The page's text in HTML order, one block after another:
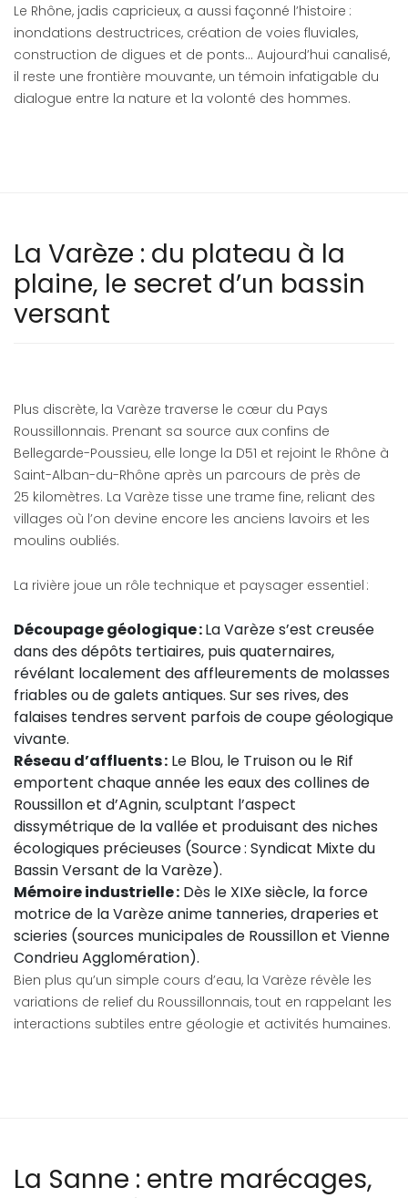
Le Rhône, jadis capricieux, a aussi façonné l’histoire :
inondations destructrices, création de voies fluviales,
construction de digues et de ponts… Aujourd’hui canalisé,
il reste une frontière mouvante, un témoin infatigable du
dialogue entre la nature et la volonté des hommes.
La Varèze : du plateau à la
plaine, le secret d’un bassin
versant
Plus discrète, la Varèze traverse le cœur du Pays
Roussillonnais. Prenant sa source aux confins de
Bellegarde-Poussieu, elle longe la D51 et rejoint le Rhône à
Saint-Alban-du-Rhône après un parcours de près de
25 kilomètres. La Varèze tisse une trame fine, reliant des
villages où l’on devine encore les anciens lavoirs et les
moulins oubliés.
La rivière joue un rôle technique et paysager essentiel :
Découpage géologique :La Varèze s’est creusée
dans des dépôts tertiaires, puis quaternaires,
révélant localement des affleurements de molasses
friables ou de galets antiques. Sur ses rives, des
falaises tendres servent parfois de coupe géologique
vivante.
Réseau d’affluents : Le Blou, le Truison ou le Rif
emportent chaque année les eaux des collines de
Roussillon et d’Agnin, sculptant l’aspect
dissymétrique de la vallée et produisant des niches
écologiques précieuses (Source : Syndicat Mixte du
Bassin Versant de la Varèze).
Mémoire industrielle : Dès le XIXe siècle, la force
motrice de la Varèze anime tanneries, draperies et
scieries (sources municipales de Roussillon et Vienne
Condrieu Agglomération).
Bien plus qu’un simple cours d’eau, la Varèze révèle les
variations de relief du Roussillonnais, tout en rappelant les
interactions subtiles entre géologie et activités humaines.
La Sanne : entre marécages,